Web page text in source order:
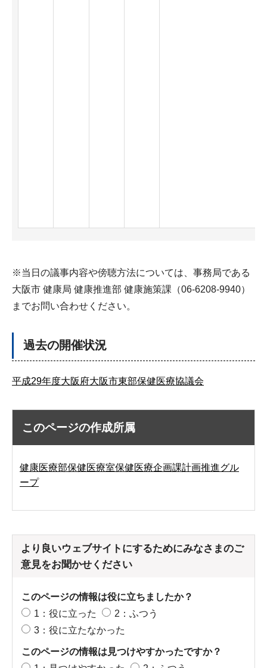
※当日の議事内容や傍聴方法については、事務局である
大阪市 健康局 健康推進部 健康施策課（06-6208-9940）
までお問い合わせください。
過去の開催状況
平成29年度大阪府大阪市東部保健医療協議会
このページの作成所属
健康医療部保健医療室保健医療企画課計画推進グル
ープ
より良いウェブサイトにするためにみなさまのご
意見をお聞かせください
このページの情報は役に立ちましたか？
1：役に立った
2：ふつう
3：役に立たなかった
このページの情報は見つけやすかったですか？